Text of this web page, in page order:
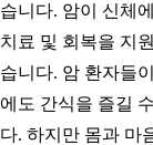
습니다. 암이 신체
치료 및 회복을 지
습니다. 암 환자들
에도 간식을 즐길
다. 하지만 몸과 마